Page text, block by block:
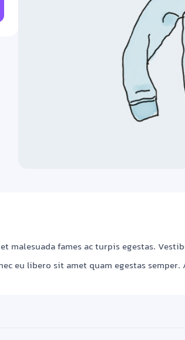
malesuada fames ac turpis egestas.
eu libero sit amet quam egestas